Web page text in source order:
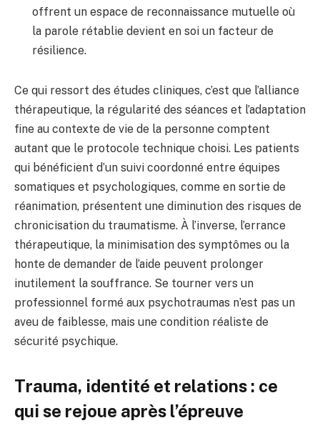
offrent un espace de reconnaissance mutuelle où
la parole rétablie devient en soi un facteur de
résilience.
Ce qui ressort des études cliniques, c’est que l’alliance
thérapeutique, la régularité des séances et l’adaptation
fine au contexte de vie de la personne comptent
autant que le protocole technique choisi. Les patients
qui bénéficient d’un suivi coordonné entre équipes
somatiques et psychologiques, comme en sortie de
réanimation, présentent une diminution des risques de
chronicisation du traumatisme. À l’inverse, l’errance
thérapeutique, la minimisation des symptômes ou la
honte de demander de l’aide peuvent prolonger
inutilement la souffrance. Se tourner vers un
professionnel formé aux psychotraumas n’est pas un
aveu de faiblesse, mais une condition réaliste de
sécurité psychique.
Trauma, identité et relations : ce
qui se rejoue après l’épreuve